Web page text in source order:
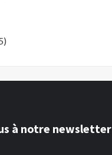
à notre newsletter